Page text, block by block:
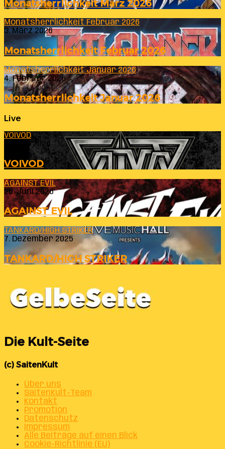
Monatsherrlichkeit März 2026
Monatsherrlichkeit Februar 2026
3. März 2026
Monatsherrlichkeit Februar 2026
Monatsherrlichkeit Januar 2026
4. Februar 2026
Monatsherrlichkeit Januar 2026
Live
VOIVOD
23. Juli 2026
VOIVOD
AGAINST EVIL
26. Juni 2026
AGAINST EVIL
TANKARD/HIGH STRIKER
7. Dezember 2025
TANKARD/HIGH STRIKER
Die Kult-Seite
(c) SaitenKult
Über uns
SaitenKult-Team
Kontakt
Promotion
Datenschutz
Impressum
Alle Beiträge auf einen Blick
Cookie-Richtlinie (EU)